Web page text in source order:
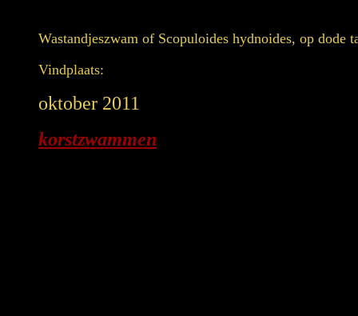
Wastandjeszwam of Scopuloides hydnoides, op dode
Vindplaats:
oktober 2011
korstzwammen